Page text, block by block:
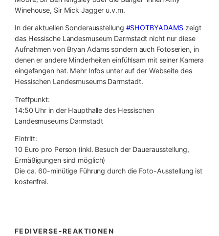
Winehouse, Sir Mick Jagger u.v.m.
In der aktuellen Sonderausstellung #SHOTBYADAMS zeigt
das Hessische Landesmuseum Darmstadt nicht nur diese
Aufnahmen von Bryan Adams sondern auch Fotoserien, in
denen er andere Minderheiten einfühlsam mit seiner Kamera
eingefangen hat. Mehr Infos unter auf der Webseite des
Hessischen Landesmuseums Darmstadt.
Treffpunkt:
14:50 Uhr in der Haupthalle des Hessischen
Landesmuseums Darmstadt
Eintritt:
10 Euro pro Person (inkl. Besuch der Dauerausstellung,
Ermäßigungen sind möglich)
Die ca. 60-minütige Führung durch die Foto-Ausstellung ist
kostenfrei.
FEDIVERSE-REAKTIONEN